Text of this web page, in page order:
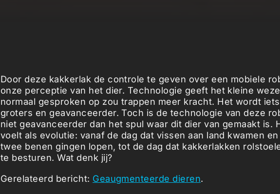
Door deze kakkerlak de controle te geven over een mobiele
onze perceptie van het dier. Technologie geeft het kleine
normaal gesproken op zou trappen meer kracht. Het wordt
groters en geavanceerder. Toch is de technologie van deze
niet geavanceerder dan het spul waar dit dier van gemaakt is.
voelt als evolutie: vanaf de dag dat vissen aan land kwamen
twee benen gingen lopen, tot de dag dat kakkerlakken
te besturen. Wat denk jij?
Gerelateerd bericht: Geaugmenteerde dieren.